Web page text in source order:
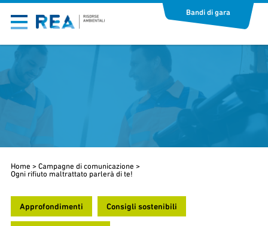
Bandi di gara
Home > Campagne di comunicazione >
Ogni rifiuto maltrattato parlerà di te!
Approfondimenti Consigli sostenibili